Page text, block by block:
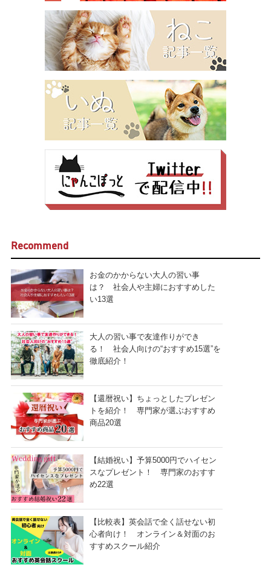
Recommend
お金のかからない大人の習い事
は？ 社会人や主婦におすすめした
い13選
大人の習い事で友達作りができ
る！ 社会人向けの“おすすめ15選”を
徹底紹介！
【還暦祝い】ちょっとしたプレゼン
トを紹介！ 専門家が選ぶおすすめ
商品20選
【結婚祝い】予算5000円でハイセン
スなプレゼント！ 専門家のおすす
め22選
【比較表】英会話で全く話せない初
心者向け！ オンライン＆対面のお
すすめスクール紹介